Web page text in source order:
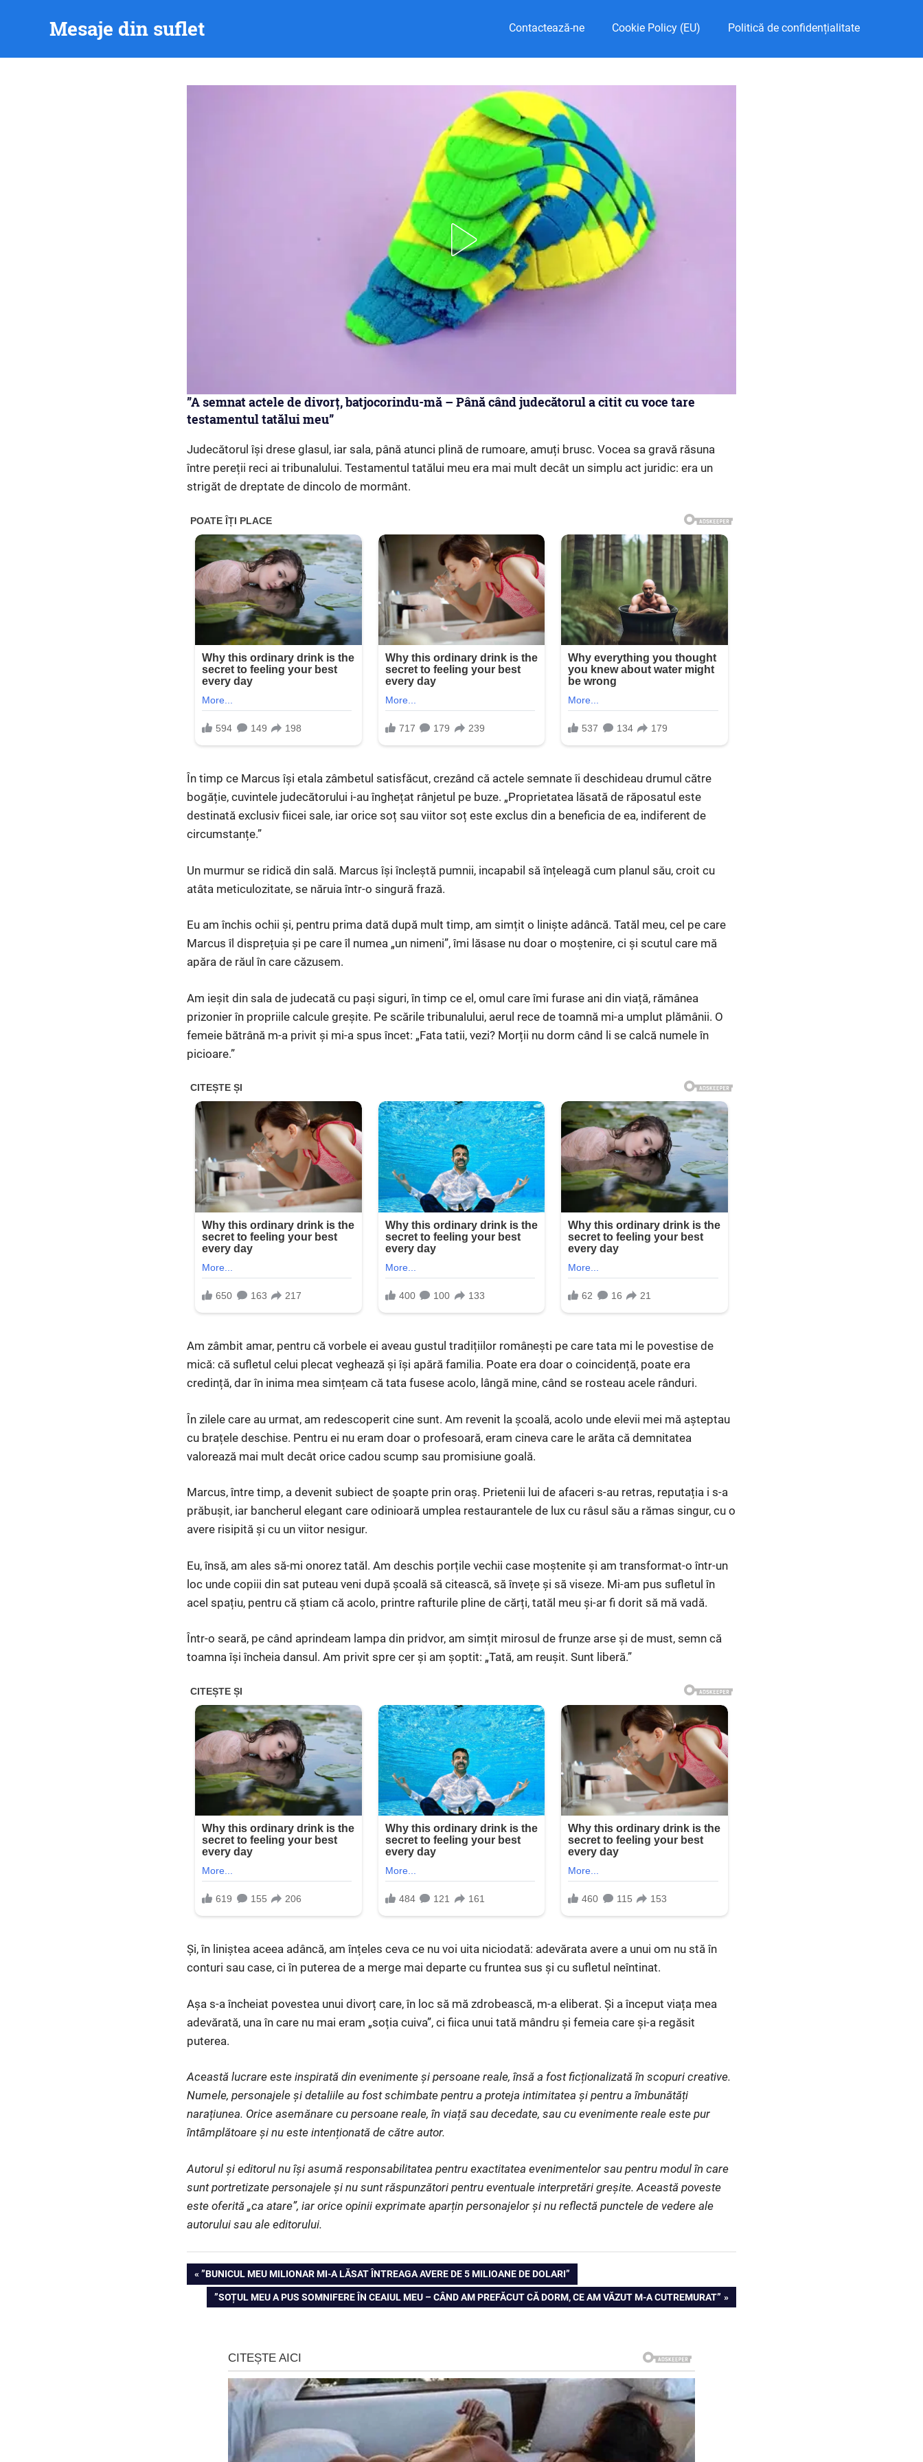
Mesaje din suflet Contactează-ne Cookie Policy (EU) Politică de confidențialitate
”A semnat actele de divorț, batjocorindu-mă – Până când judecătorul a citit cu voce tare
testamentul tatălui meu”
Judecătorul își drese glasul, iar sala, până atunci plină de rumoare, amuți brusc. Vocea sa gravă răsuna
între pereții reci ai tribunalului. Testamentul tatălui meu era mai mult decât un simplu act juridic: era un
strigăt de dreptate de dincolo de mormânt.
În timp ce Marcus își etala zâmbetul satisfăcut, crezând că actele semnate îi deschideau drumul către
bogăție, cuvintele judecătorului i-au înghețat rânjetul pe buze. „Proprietatea lăsată de răposatul este
destinată exclusiv fiicei sale, iar orice soț sau viitor soț este exclus din a beneficia de ea, indiferent de
circumstanțe.”
Un murmur se ridică din sală. Marcus își încleștă pumnii, incapabil să înțeleagă cum planul său, croit cu
atâta meticulozitate, se năruia într-o singură frază.
Eu am închis ochii și, pentru prima dată după mult timp, am simțit o liniște adâncă. Tatăl meu, cel pe care
Marcus îl disprețuia și pe care îl numea „un nimeni”, îmi lăsase nu doar o moștenire, ci și scutul care mă
apăra de răul în care căzusem.
Am ieșit din sala de judecată cu pași siguri, în timp ce el, omul care îmi furase ani din viață, rămânea
prizonier în propriile calcule greșite. Pe scările tribunalului, aerul rece de toamnă mi-a umplut plămânii. O
femeie bătrână m-a privit și mi-a spus încet: „Fata tatii, vezi? Morții nu dorm când li se calcă numele în
picioare.”
Am zâmbit amar, pentru că vorbele ei aveau gustul tradițiilor românești pe care tata mi le povestise de
mică: că sufletul celui plecat veghează și își apără familia. Poate era doar o coincidență, poate era
credință, dar în inima mea simțeam că tata fusese acolo, lângă mine, când se rosteau acele rânduri.
În zilele care au urmat, am redescoperit cine sunt. Am revenit la școală, acolo unde elevii mei mă așteptau
cu brațele deschise. Pentru ei nu eram doar o profesoară, eram cineva care le arăta că demnitatea
valorează mai mult decât orice cadou scump sau promisiune goală.
Marcus, între timp, a devenit subiect de șoapte prin oraș. Prietenii lui de afaceri s-au retras, reputația i s-a
prăbușit, iar bancherul elegant care odinioară umplea restaurantele de lux cu râsul său a rămas singur, cu o
avere risipită și cu un viitor nesigur.
Eu, însă, am ales să-mi onorez tatăl. Am deschis porțile vechii case moștenite și am transformat-o într-un
loc unde copiii din sat puteau veni după școală să citească, să învețe și să viseze. Mi-am pus sufletul în
acel spațiu, pentru că știam că acolo, printre rafturile pline de cărți, tatăl meu și-ar fi dorit să mă vadă.
Într-o seară, pe când aprindeam lampa din pridvor, am simțit mirosul de frunze arse și de must, semn că
toamna își încheia dansul. Am privit spre cer și am șoptit: „Tată, am reușit. Sunt liberă.”
Și, în liniștea aceea adâncă, am înțeles ceva ce nu voi uita niciodată: adevărata avere a unui om nu stă în
conturi sau case, ci în puterea de a merge mai departe cu fruntea sus și cu sufletul neîntinat.
Așa s-a încheiat povestea unui divorț care, în loc să mă zdrobească, m-a eliberat. Și a început viața mea
adevărată, una în care nu mai eram „soția cuiva”, ci fiica unui tată mândru și femeia care și-a regăsit
puterea.
Această lucrare este inspirată din evenimente și persoane reale, însă a fost ficționalizată în scopuri creative.
Numele, personajele și detaliile au fost schimbate pentru a proteja intimitatea și pentru a îmbunătăți
narațiunea. Orice asemănare cu persoane reale, în viață sau decedate, sau cu evenimente reale este pur
întâmplătoare și nu este intenționată de către autor.
Autorul și editorul nu își asumă responsabilitatea pentru exactitatea evenimentelor sau pentru modul în care
sunt portretizate personajele și nu sunt răspunzători pentru eventuale interpretări greșite. Această poveste
este oferită „ca atare”, iar orice opinii exprimate aparțin personajelor și nu reflectă punctele de vedere ale
autorului sau ale editorului.
Navigare
PREVIOUS
POST:
”BUNICUL MEU MILIONAR MI-A LĂSAT ÎNTREAGA AVERE DE 5 MILIOANE DE DOLARI”
NEXT
”SOȚUL MEU A PUS SOMNIFERE ÎN CEAIUL MEU – CÂND AM PREFĂCUT CĂ DORM, CE AM VĂZUT M-A CUTREMURAT”